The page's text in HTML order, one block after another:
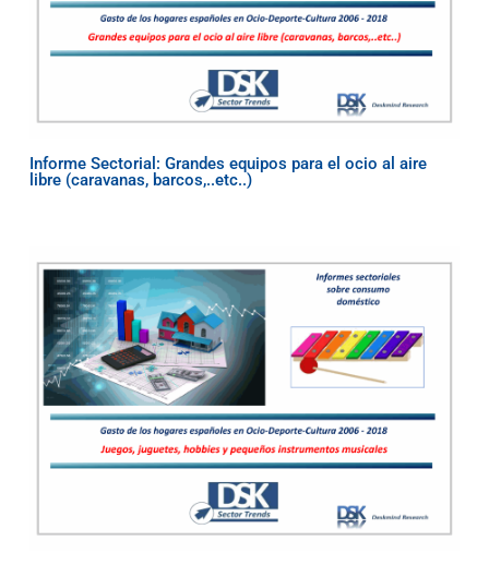
Informe Sectorial: Grandes equipos para el ocio al aire
libre (caravanas, barcos,..etc..)